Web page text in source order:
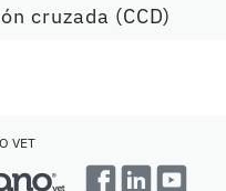
cruzada (CCD)
VET